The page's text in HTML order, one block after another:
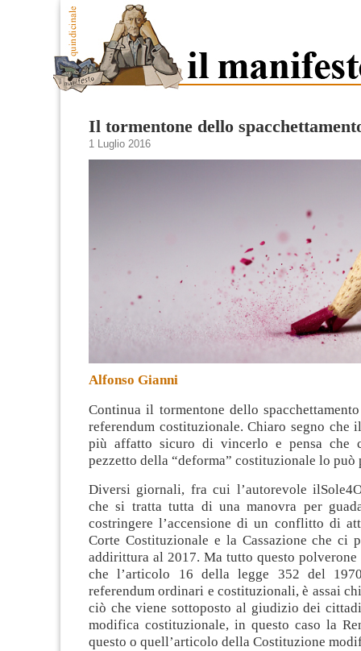
Il tormentone dello
1 Luglio 2016
Alfonso Gianni
Continua il tormentone dello
referendum costituzionale. Chiaro segno che
più affatto sicuro di vincerlo e pensa che
pezzetto della “deforma” costituzionale lo può
Diversi giornali, fra cui l’autorevole
che si tratta tutta di una manovra per
costringere l’accensione di un conflitto di
Corte Costituzionale e la Cassazione che ci
addirittura al 2017. Ma tutto questo
che l’articolo 16 della legge 352 del
referendum ordinari e costituzionali, è assai
ciò che viene sottoposto al giudizio dei
modifica costituzionale, in questo caso la
questo o quell’articolo della Costituzione